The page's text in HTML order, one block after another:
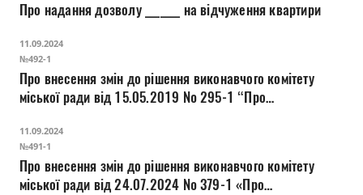
Бюджет
Прозорість влади
Про надання дозволу _______ на відчуження квартири
11.09.2024
№492-1
Про внесення змін до рішення виконавчого комітету
міської ради від 15.05.2019 № 295-1 “Про
автомобільного транспорту регулярних пасажирських
перевезень”
11.09.2024
№491-1
Про внесення змін до рішення виконавчого комітету
міської ради від 24.07.2024 № 379-1 «Про